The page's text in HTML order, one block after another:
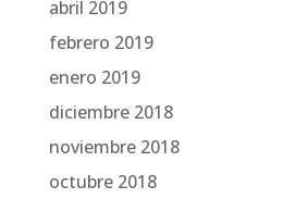
abril 2019
febrero 2019
enero 2019
diciembre 2018
noviembre 2018
octubre 2018